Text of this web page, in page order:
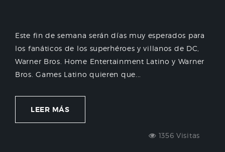
Este fin de semana serán días muy esperados para
los fanáticos de los superhéroes y villanos de DC,
Warner Bros. Home Entertainment Latino y Warner
Bros. Games Latino quieren que...
LEER MÁS
1356 Visitas